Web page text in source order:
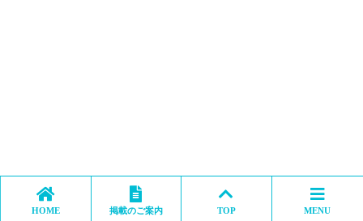
HOME 掲載のご案内 TOP MENU